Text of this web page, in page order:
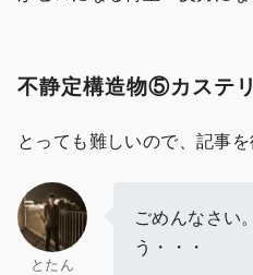
不静定構造物⑤カステ
とっても難しいので、記事を
とたん
ごめんなさい
う・・・